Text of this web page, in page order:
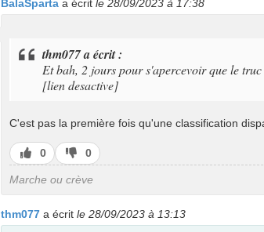
BalaSparta a écrit le 28/09/2023 à 17:38
thm077 a écrit :
Et bah, 2 jours pour s'apercevoir que le
[lien desactive]
C'est pas la première fois qu'une classification
J’aime
0
J’aime
pas
0
Marche ou crève
thm077 a écrit le 28/09/2023 à 13:13